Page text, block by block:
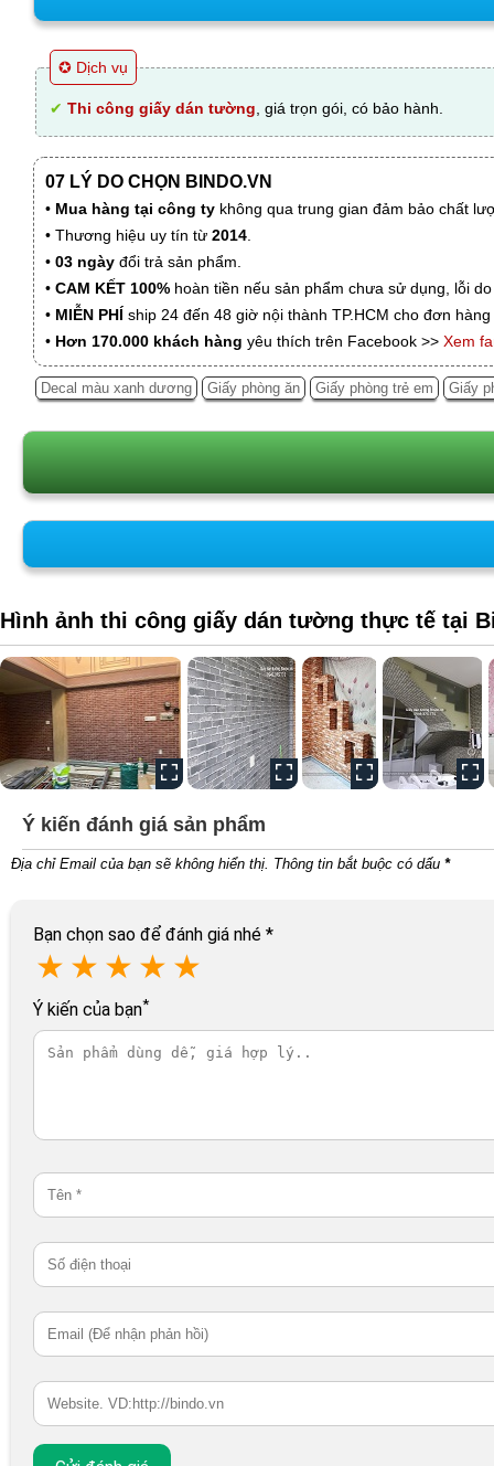
✪ Dịch vụ
✔ Thi công giấy dán tường , giá trọn gói, có bảo hành.
07 LÝ DO CHỌN BINDO.VN
• Mua hàng tại công ty không qua trung gian đảm bảo chất
• Thương hiệu uy tín từ 2014
• 03 ngày đổi trả sản phẩm.
• CAM KẾT 100% hoàn tiền nếu sản phẩm chưa sử dụng, lỗi
• MIỄN PHÍ ship 24 đến 48 giờ nội thành TP.HCM cho đơn
• Hơn 170.000 khách hàng yêu thích trên Facebook >> Xem
Decal màu xanh dương Giấy phòng ăn Giấy phòng trẻ em Giấy
Hình ảnh thi công giấy dán tường thực tế tại
Ý kiến đánh giá sản phẩm
Địa chỉ Email của bạn sẽ không hiển thị. Thông tin bắt buộc có dấu *
Bạn chọn sao để đánh giá nhé *
★ ★ ★ ★ ★
Ý kiến của bạn*